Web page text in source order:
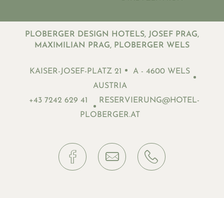
PLOBERGER DESIGN HOTELS, JOSEF PRAG,
MAXIMILIAN PRAG, PLOBERGER WELS
KAISER-JOSEF-PLATZ 21
A - 4600 WELS
AUSTRIA
+43 7242 629 41
RESERVIERUNG@HOTEL-
PLOBERGER.AT